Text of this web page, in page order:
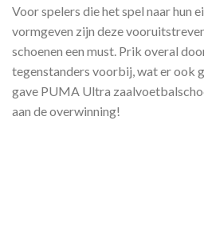
Voor spelers die het spel naar hun
vormgeven zijn deze
schoenen een must. Prik overal
tegenstanders voorbij, wat er ook
gave PUMA Ultra
aan de overwinning!